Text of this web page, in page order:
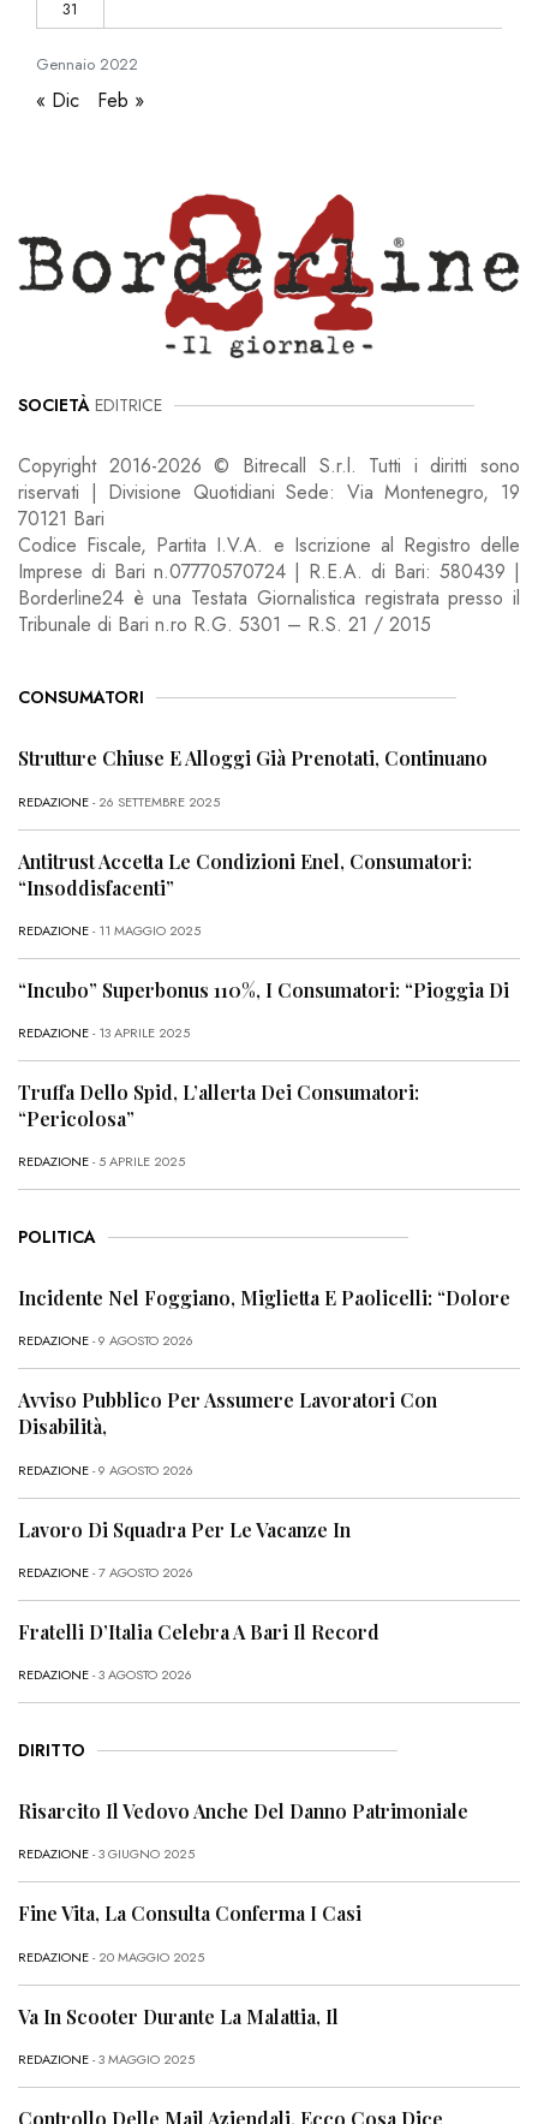
Gennaio 2022
31
« Dic Feb »
SOCIETÀ EDITRICE
Copyright 2016-2026 © Bitrecall S.r.l. Tutti i diritti sono
riservati | Divisione Quotidiani Sede: Via Montenegro, 19
70121 Bari
Codice Fiscale, Partita I.V.A. e Iscrizione al Registro delle
Imprese di Bari n.07770570724 | R.E.A. di Bari: 580439 |
Borderline24 è una Testata Giornalistica registrata presso il
Tribunale di Bari n.ro R.G. 5301 – R.S. 21 / 2015
CONSUMATORI
Strutture Chiuse E Alloggi Già Prenotati, Continuano
REDAZIONE- 26 SETTEMBRE 2025
Antitrust Accetta Le Condizioni Enel, Consumatori:
“Insoddisfacenti”
REDAZIONE- 11 MAGGIO 2025
“Incubo” Superbonus 110%, I Consumatori: “Pioggia Di
REDAZIONE- 13 APRILE 2025
Truffa Dello Spid, L’allerta Dei Consumatori:
“Pericolosa”
REDAZIONE- 5 APRILE 2025
POLITICA
Incidente Nel Foggiano, Miglietta E Paolicelli: “Dolore
REDAZIONE- 9 AGOSTO 2026
Avviso Pubblico Per Assumere Lavoratori Con
Disabilità,
REDAZIONE- 9 AGOSTO 2026
Lavoro Di Squadra Per Le Vacanze In
REDAZIONE- 7 AGOSTO 2026
Fratelli D’Italia Celebra A Bari Il Record
REDAZIONE- 3 AGOSTO 2026
DIRITTO
Risarcito Il Vedovo Anche Del Danno Patrimoniale
REDAZIONE- 3 GIUGNO 2025
Fine Vita, La Consulta Conferma I Casi
REDAZIONE- 20 MAGGIO 2025
Va In Scooter Durante La Malattia, Il
REDAZIONE- 3 MAGGIO 2025
Controllo Delle Mail Aziendali, Ecco Cosa Dice